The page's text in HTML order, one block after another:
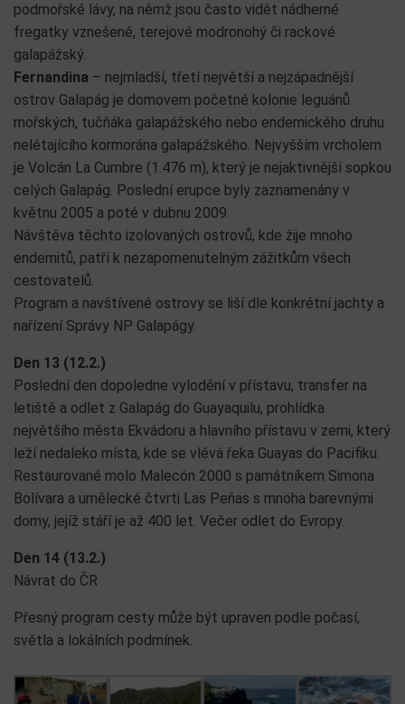
podmořské lávy, na němž jsou často vidět nádherné
fregatky vznešené, terejové modronohý či rackové
galapážský.
Fernandina – nejmladší, třetí největší a nejzápadnější
ostrov Galapág je domovem početné kolonie leguánů
mořských, tučňáka galapážského nebo endemického druhu
nelétajícího kormorána galapážského. Nejvyšším vrcholem
je Volcán La Cumbre (1.476 m), který je nejaktivnější sopkou
celých Galapág. Poslední erupce byly zaznamenány v
květnu 2005 a poté v dubnu 2009.
Návštěva těchto izolovaných ostrovů, kde žije mnoho
endemitů, patří k nezapomenutelným zážitkům všech
cestovatelů.
Program a navštívené ostrovy se liší dle konkrétní jachty a
nařízení Správy NP Galapágy.
Den 13 (12.2.)
Poslední den dopoledne vylodění v přístavu, transfer na
letiště a odlet z Galapág do Guayaquilu, prohlídka
největšího města Ekvádoru a hlavního přístavu v zemi, který
leží nedaleko místa, kde se vlévá řeka Guayas do Pacifiku.
Restaurované molo Malecón 2000 s památníkem Simona
Bolívara a umělecké čtvrti Las Peňas s mnoha barevnými
domy, jejíž stáří je až 400 let. Večer odlet do Evropy.
Den 14 (13.2.)
Návrat do ČR
Přesný program cesty může být upraven podle počasí,
světla a lokálních podmínek.